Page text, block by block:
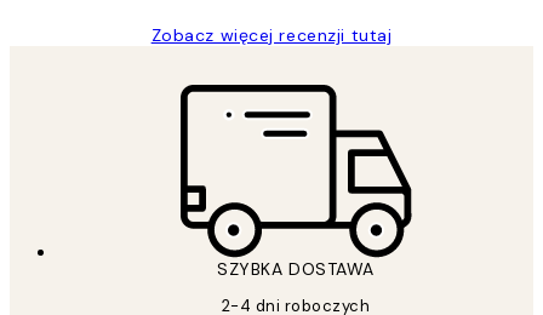
Zobacz więcej recenzji tutaj
SZYBKA DOSTAWA
2-4 dni roboczych